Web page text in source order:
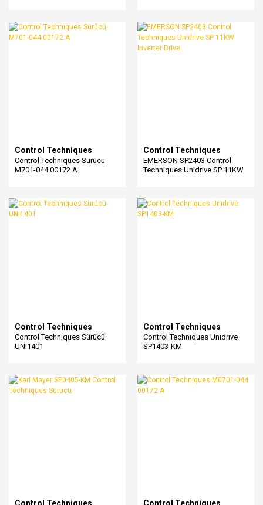
Control Techniques
Control Technıques Sürücü
M701-044 00172 A
Control Techniques
EMERSON SP2403 Control
Techniques Unidrive SP 11KW
Control Techniques
Control Technıques Sürücü
UNI1401
Control Techniques
Control Technıques Unıdrıve
SP1403-KM